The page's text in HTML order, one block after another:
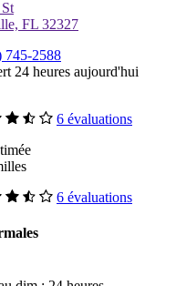
FL 32327
745-2588
24 heures aujourd'hui
6 évaluations
6 évaluations